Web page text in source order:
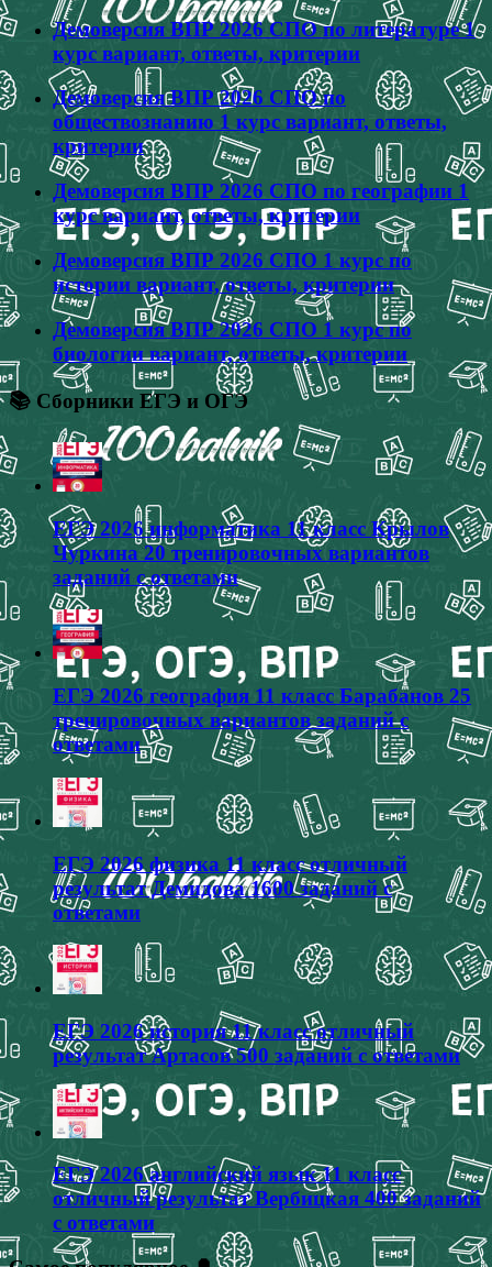
Демоверсия ВПР 2026 СПО по литературе 1
курс вариант, ответы, критерии
Демоверсия ВПР 2026 СПО по
обществознанию 1 курс вариант, ответы,
критерии
Демоверсия ВПР 2026 СПО по географии 1
курс вариант, ответы, критерии
Демоверсия ВПР 2026 СПО 1 курс по
истории вариант, ответы, критерии
Демоверсия ВПР 2026 СПО 1 курс по
биологии вариант, ответы, критерии
📚 Сборники ЕГЭ и ОГЭ
ЕГЭ 2026 информатика 11 класс Крылов
Чуркина 20 тренировочных вариантов
заданий с ответами
ЕГЭ 2026 география 11 класс Барабанов 25
тренировочных вариантов заданий с
ответами
ЕГЭ 2026 физика 11 класс отличный
результат Демидова 1600 заданий с
ответами
ЕГЭ 2026 история 11 класс отличный
результат Артасов 500 заданий с ответами
ЕГЭ 2026 английский язык 11 класс
отличный результат Вербицкая 400 заданий
с ответами